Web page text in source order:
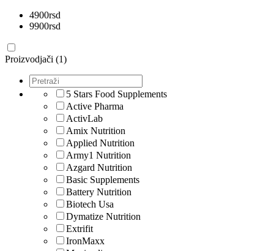
4900rsd
9900rsd
Proizvodjači (1)
5 Stars Food Supplements
Active Pharma
ActivLab
Amix Nutrition
Applied Nutrition
Army1 Nutrition
Azgard Nutrition
Basic Supplements
Battery Nutrition
Biotech Usa
Dymatize Nutrition
Extrifit
IronMaxx